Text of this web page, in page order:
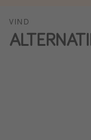
Groepsreizen
Vakantieparken
VIND